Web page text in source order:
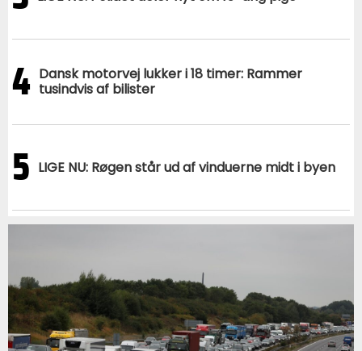
4 Dansk motorvej lukker i 18 timer: Rammer
tusindvis af bilister
5 LIGE NU: Røgen står ud af vinduerne midt i byen